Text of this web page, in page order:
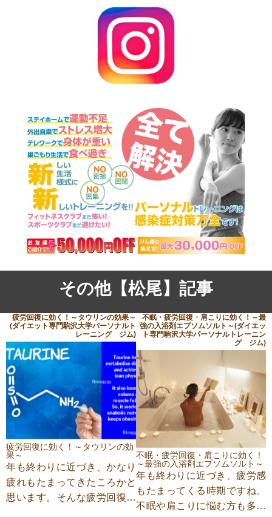
その他【松尾】記事
疲労回復に効く！～タウリンの効果～
(ダイエット専門駒沢大学パーソナルト
レーニング ジム)
疲労回復に効く！～タウリンの効
果～
年も終わりに近づき、かなり
疲れもたまってきたころかと
思います。そんな疲労回復に
不眠・疲労回復・肩こりに効く！～最
強の入浴剤エプソムソルト～(ダイエッ
ト専門駒沢大学パーソナルトレーニン
グ ジム)
不眠・疲労回復・肩こりに効く！
～最強の入浴剤エプソムソルト～
年も終わりに近づき、疲労感
もたまってくる時期ですね。
不眠や肩こりに悩む方も多い